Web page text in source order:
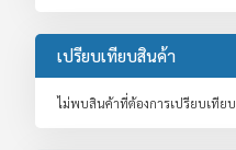
เปรียบเทียบสินค้า
ไม่พบสินค้าที่ต้องการเปรียบเทียบ